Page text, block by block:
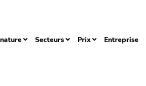
Secteurs Prix Entreprise